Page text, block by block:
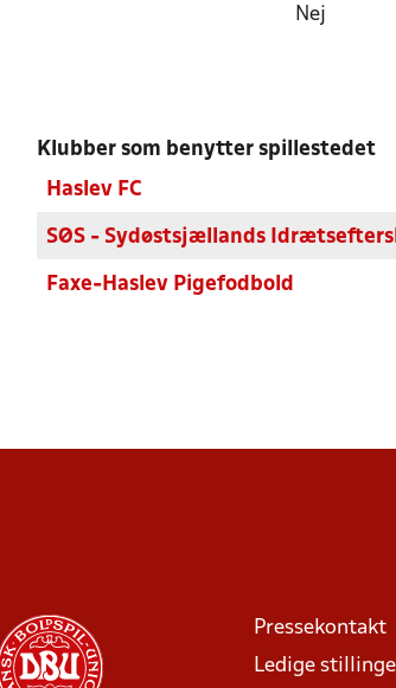
Nej
Klubber som benytter spillestedet
Haslev FC
SØS - Sydøstsjællands
Faxe-Haslev Pigefodbold
Pressekontakt
Ledige